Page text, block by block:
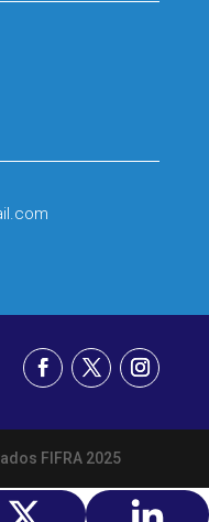
FIFRA 2025